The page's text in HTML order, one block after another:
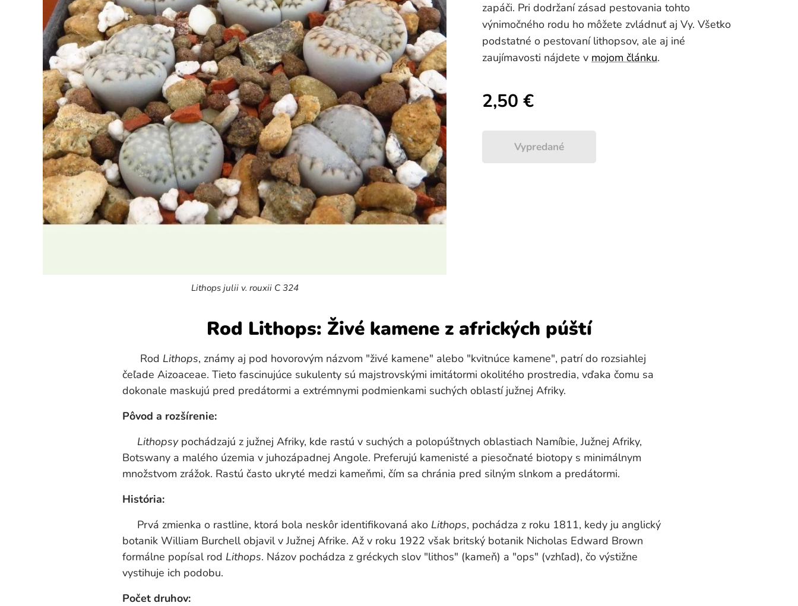
Lithops julii v. rouxii C 324
zapáči. Pri dodržaní zásad pestovania tohto
výnimočného rodu ho môžete zvládnuť aj Vy. Všetko
podstatné o pestovaní lithopsov, ale aj iné
zaujímavosti nájdete v mojom článku.
2,50 €
Vypredané
Rod Lithops: Živé kamene z afrických púští
Rod Lithops, známy aj pod hovorovým názvom "živé kamene" alebo "kvitnúce kamene", patrí do rozsiahlej
čeľade Aizoaceae. Tieto fascinujúce sukulenty sú majstrovskými imitátormi okolitého prostredia, vďaka čomu sa
dokonale maskujú pred predátormi a extrémnymi podmienkami suchých oblastí južnej Afriky.
Pôvod a rozšírenie:
Lithopsypochádzajú z južnej Afriky, kde rastú v suchých a polopúštnych oblastiach Namíbie, Južnej Afriky,
Botswany a malého územia v juhozápadnej Angole. Preferujú kamenisté a piesočnaté biotopy s minimálnym
množstvom zrážok. Rastú často ukryté medzi kameňmi, čím sa chránia pred silným slnkom a predátormi.
História:
Prvá zmienka o rastline, ktorá bola neskôr identifikovaná ako Lithops, pochádza z roku 1811, kedy ju anglický
botanik William Burchell objavil v Južnej Afrike. Až v roku 1922 však britský botanik Nicholas Edward Brown
formálne popísal rod Lithops. Názov pochádza z gréckych slov "lithos" (kameň) a "ops" (vzhľad), čo výstižne
vystihuje ich podobu.
Počet druhov: